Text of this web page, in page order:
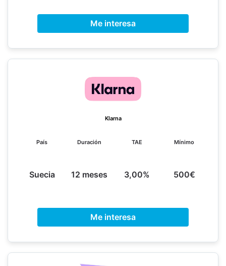
Me interesa
Klarna
País
Suecia
Duración
12 meses
TAE
3,00%
Mínimo
500€
Me interesa